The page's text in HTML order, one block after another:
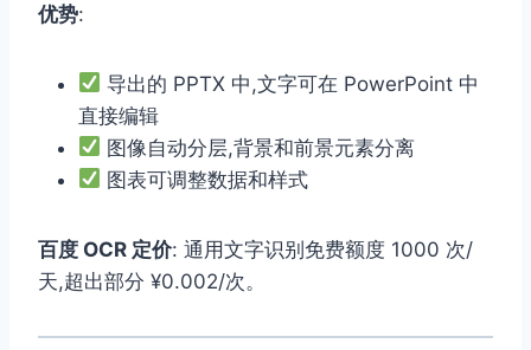
优势:
导出的 PPTX 中,文字可在 PowerPoint 中
直接编辑
图像自动分层,背景和前景元素分离
图表可调整数据和样式
百度 OCR 定价: 通用文字识别免费额度 1000 次/
天,超出部分 ¥0.002/次。